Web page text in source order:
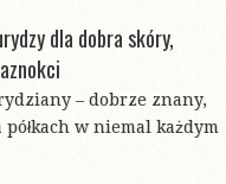
dla dobra skóry,
– dobrze znany,
półkach w niemal każdym